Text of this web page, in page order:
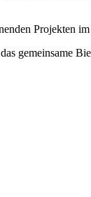
Projekten
gemeinsame